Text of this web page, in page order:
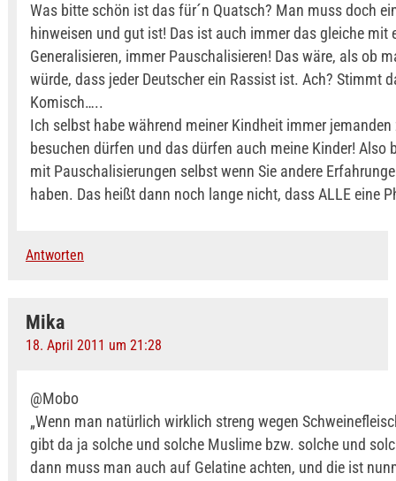
Was bitte schön ist das für´n Quatsch? Man muss doch
hinweisen und gut ist! Das ist auch immer das gleiche mit
Generalisieren, immer Pauschalisieren! Das wäre, als ob
würde, dass jeder Deutscher ein Rassist ist. Ach? Stimmt
Komisch…..
Ich selbst habe während meiner Kindheit immer jemanden
besuchen dürfen und das dürfen auch meine Kinder! Also
mit Pauschalisierungen selbst wenn Sie andere
haben. Das heißt dann noch lange nicht, dass ALLE eine
Antworten
Mika
18. April 2011 um 21:28
@Mobo
„Wenn man natürlich wirklich streng wegen
gibt da ja solche und solche Muslime bzw. solche und
dann muss man auch auf Gelatine achten, und die ist